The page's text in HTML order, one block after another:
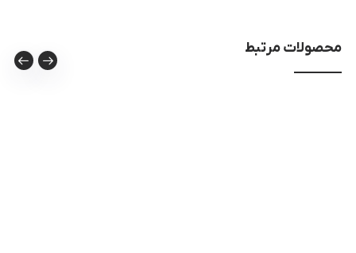
محصولات مرتبط